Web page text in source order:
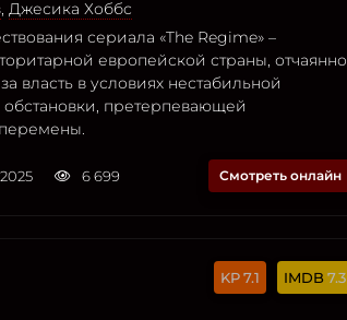
, Джесика Хоббс
сериала «The Regime» –
европейской страны, отчаянно
власть в условиях нестабильной
обстановки, претерпевающей
6 699 Смотреть онлайн
7.1 7.3